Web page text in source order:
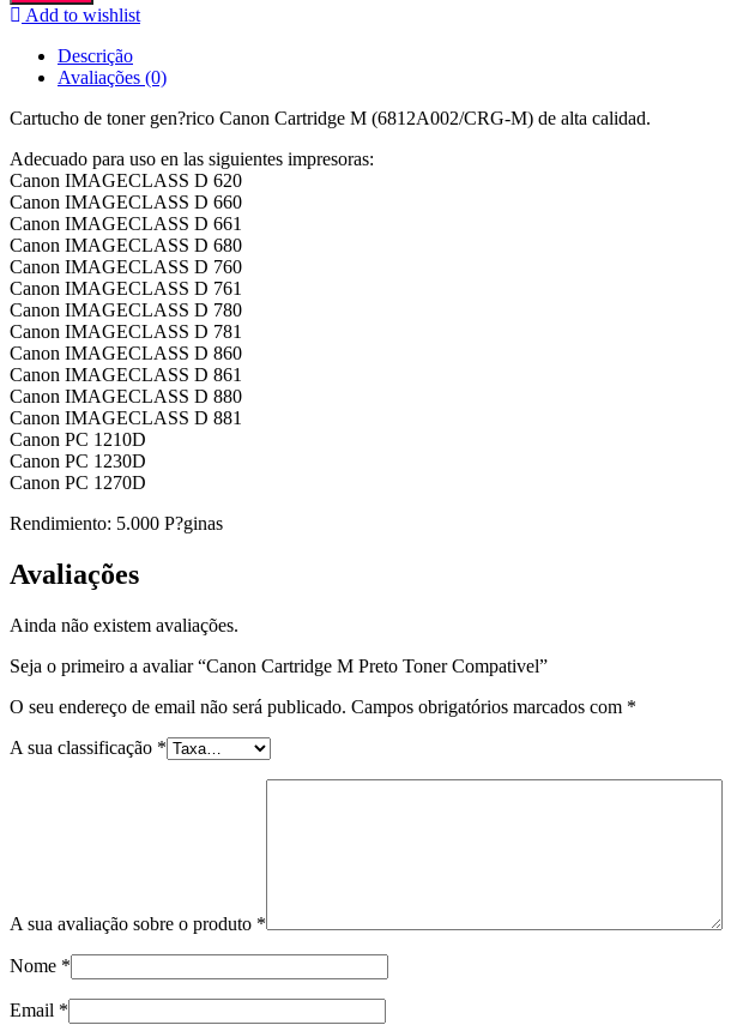
M
Compativel
Add to wishlist
Descrição
Avaliações (0)
Cartucho de toner gen?rico Canon Cartridge M (6812A002/CRG-M) de alta calidad.
Adecuado para uso en las siguientes impresoras:
Canon IMAGECLASS D 620
Canon IMAGECLASS D 660
Canon IMAGECLASS D 661
Canon IMAGECLASS D 680
Canon IMAGECLASS D 760
Canon IMAGECLASS D 761
Canon IMAGECLASS D 780
Canon IMAGECLASS D 781
Canon IMAGECLASS D 860
Canon IMAGECLASS D 861
Canon IMAGECLASS D 880
Canon IMAGECLASS D 881
Canon PC 1210D
Canon PC 1230D
Canon PC 1270D
Rendimiento: 5.000 P?ginas
Avaliações
Ainda não existem avaliações.
Seja o primeiro a avaliar “Canon Cartridge M Preto Toner Compativel”
O seu endereço de email não será publicado. Campos obrigatórios marcados com *
A sua classificação *
A sua avaliação sobre o produto *
Nome *
Email *